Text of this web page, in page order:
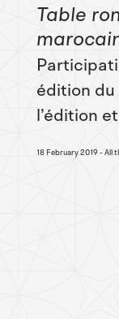
Table
édition
l’édition
18 February 2019 All